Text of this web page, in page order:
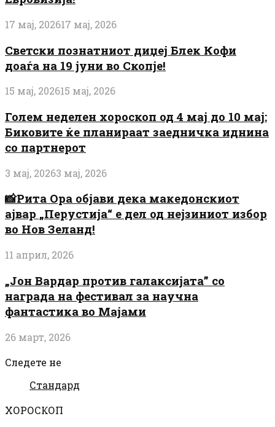
17 мај, 202617 мај, 2026
Светски познатниот диџеј Блек Кофи
доаѓа на 19 јуни во Скопје!
15 мај, 202615 мај, 2026
Голем неделен хороскоп од 4 мај до 10 мај:
Биковите ќе планираат заедничка иднина
со партнерот
3 мај, 20263 мај, 2026
📸Рита Ора објави дека македонскиот
ајвар „Перустија“ е дел од нејзиниот избор
во Нов Зеланд!
11 април, 2026
„Јон Вардар против галаксијата” со
награда на фестивал за научна
фантастика во Мајами
26 март, 2026
Следете не
Стандард
ХОРОСКОП